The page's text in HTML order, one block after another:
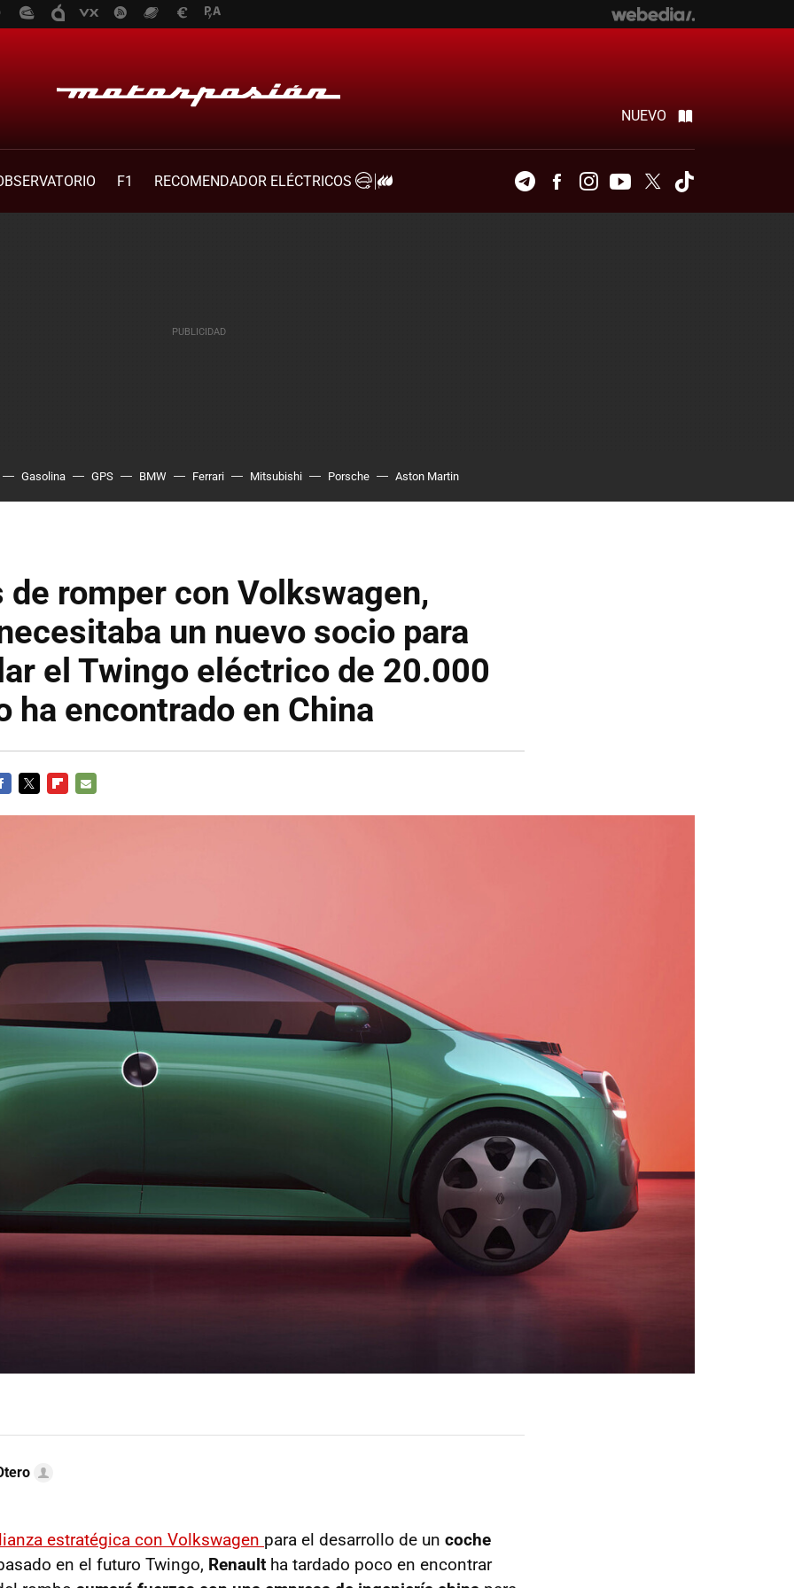
NUEVO
F1 RECOMENDADOR ELÉCTRICOS TelegramFacebookInstagramYoutubeTwitter
Gasolina GPS BMW Ferrari Mitsubishi Porsche Aston Martin
de romper con Volkswagen,
un nuevo socio para
el Twingo eléctrico de 20.000
ha encontrado en China
estratégica con Volkswagen para el desarrollo de un coche
en el futuro Twingo, Renault ha tardado poco en encontrar